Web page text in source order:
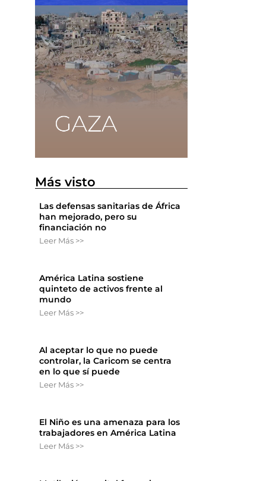
Más visto
Las defensas sanitarias de África
han mejorado, pero su
financiación no
Leer Más >>
América Latina sostiene
quinteto de activos frente al
mundo
Leer Más >>
Al aceptar lo que no puede
controlar, la Caricom se centra
en lo que sí puede
Leer Más >>
El Niño es una amenaza para los
trabajadores en América Latina
Leer Más >>